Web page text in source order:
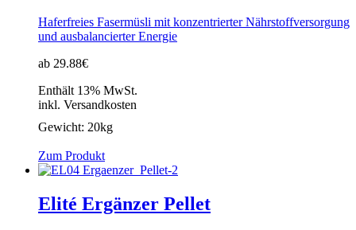
Haferfreies Fasermüsli mit konzentrierter Nährstoffversorgung
und ausbalancierter Energie
ab 29.88€
Enthält 13% MwSt.
inkl. Versandkosten
Gewicht: 20kg
Zum Produkt
Elité Ergänzer Pellet